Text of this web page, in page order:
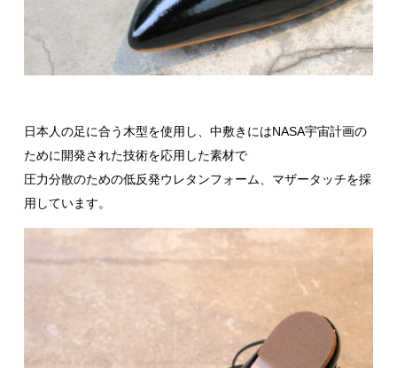
日本人の足に合う木型を使用し、中敷きにはNASA宇宙計画の
ために開発された技術を応用した素材で
圧力分散のための低反発ウレタンフォーム、マザータッチを採
用しています。